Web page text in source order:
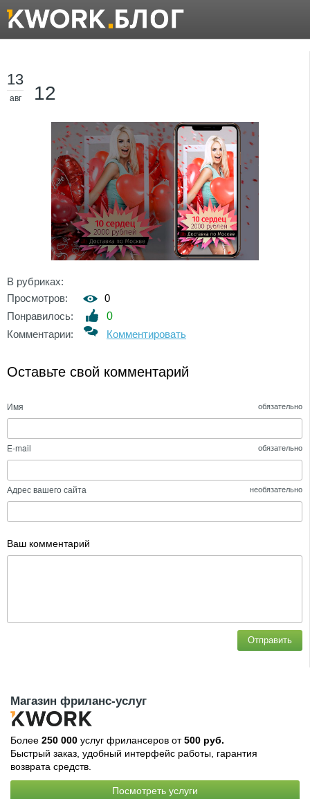
13
авг 12
В рубриках:
Просмотров:
0
Понравилось:
0
Комментарии:
Комментировать
Оставьте свой комментарий
Имя обязательно
E-mail обязательно
Адрес вашего сайта необязательно
Ваш комментарий
Отправить
Магазин фриланс-услуг
Более 250 000 услуг фрилансеров от500 руб.
Быстрый заказ, удобный интерфейс работы, гарантия
возврата средств.
Посмотреть услуги